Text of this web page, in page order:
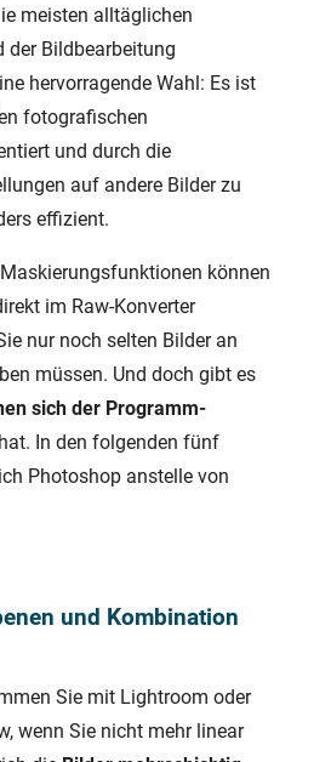
meisten alltäglichen
der Bildbearbeitung
hervorragende Wahl: Es ist
fotografischen
und durch die
auf andere Bilder zu
effizient.
können
im Raw-Konverter
nur noch selten Bilder an
müssen. Und doch gibt es
sich der Programm-
hat. In den folgenden fünf
Photoshop anstelle von
und Kombination
Sie mit Lightroom oder
wenn Sie nicht mehr linear